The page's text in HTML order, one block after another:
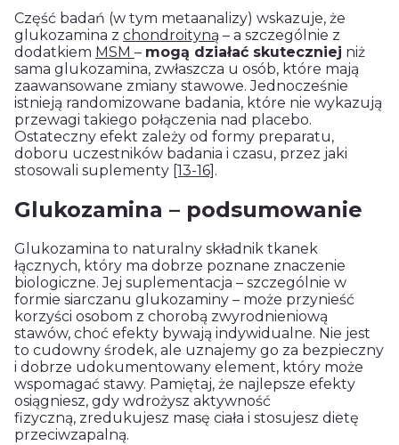
Część badań (w tym metaanalizy) wskazuje, że
glukozamina z chondroityną – a szczególnie z
dodatkiem MSM – mogą działać skuteczniej niż
sama glukozamina, zwłaszcza u osób, które mają
zaawansowane zmiany stawowe. Jednocześnie
istnieją randomizowane badania, które nie wykazują
przewagi takiego połączenia nad placebo.
Ostateczny efekt zależy od formy preparatu,
doboru uczestników badania i czasu, przez jaki
stosowali suplementy [13-16] .
Glukozamina – podsumowanie
Glukozamina to naturalny składnik tkanek
łącznych, który ma dobrze poznane znaczenie
biologiczne. Jej suplementacja – szczególnie w
formie siarczanu glukozaminy – może przynieść
korzyści osobom z chorobą zwyrodnieniową
stawów, choć efekty bywają indywidualne. Nie jest
to cudowny środek, ale uznajemy go za bezpieczny
i dobrze udokumentowany element, który może
wspomagać stawy. Pamiętaj, że najlepsze efekty
osiągniesz, gdy wdrożysz aktywność
fizyczną, zredukujesz masę ciała i stosujesz dietę
przeciwzapalną.